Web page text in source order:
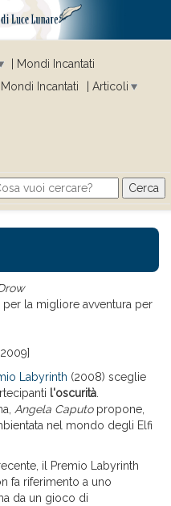
Mondi Incantati
Incantati
Articoli
form
la migliore avventura per
Labyrinth (2008) sceglie
l'oscurità
Angela Caputopropone,
nel mondo degli Elfi
il Premio Labyrinth
fa riferimento a uno
da un gioco di